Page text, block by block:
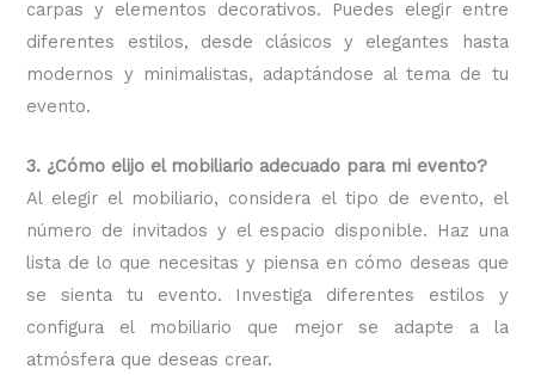
carpas y elementos decorativos. Puedes elegir entre
diferentes estilos, desde clásicos y elegantes hasta
modernos y minimalistas, adaptándose al tema de tu
evento.
3. ¿Cómo elijo el mobiliario adecuado para mi evento?
Al elegir el mobiliario, considera el tipo de evento, el
número de invitados y el espacio disponible. Haz una
lista de lo que necesitas y piensa en cómo deseas que
se sienta tu evento. Investiga diferentes estilos y
configura el mobiliario que mejor se adapte a la
atmósfera que deseas crear.